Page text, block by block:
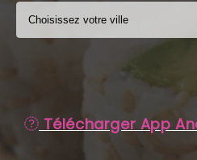
C.G.V
Télécharger App